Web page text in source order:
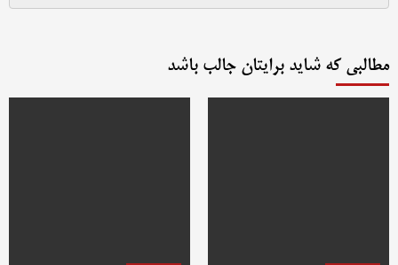
مطالبی که شاید برایتان جالب باشد